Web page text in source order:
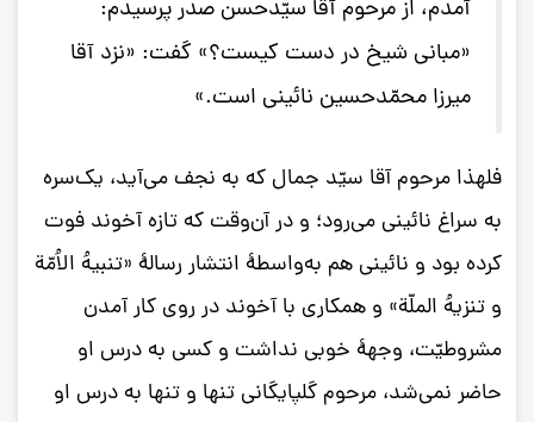
آمدم، از مرحوم آقا سیّدحسن صدر پرسیدم:
«مبانی شیخ در دست کیست؟» گفت: «نزد آقا
میرزا محمّدحسین نائینی است.»
فلهذا مرحوم آقا سیّد جمال که به نجف می‌آید، یک‌سره
به سراغ نائینی می‌رود؛ و در آن‌وقت که تازه آخوند فوت
کرده بود و نائینی هم به‌واسطۀ انتشار رسالۀ «تنبیهُ الاُمّة
و تنزیهُ الملّة» و همکاری با آخوند در روی کار آمدن
مشروطیّت، وجهۀ خوبی نداشت و کسی به درس او
حاضر نمی‌شد، مرحوم گلپایگانی تنها و تنها به درس او